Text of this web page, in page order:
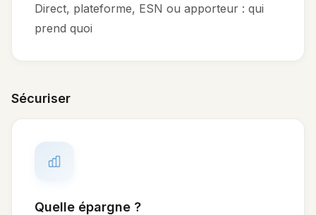
Direct, plateforme, ESN ou apporteur : qui
prend quoi
Sécuriser
Quelle épargne ?